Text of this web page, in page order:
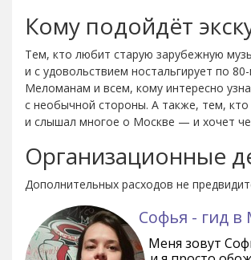
Кому подойдёт
Тем, кто любит старую зарубежную
и с удовольствием ностальгирует по
Меломанам и всем, кому интересно
с необычной стороны. А также, тем,
и слышал многое о Москве — и хочет
Организационные
Дополнительных расходов не
Софья - гид в
Меня зовут